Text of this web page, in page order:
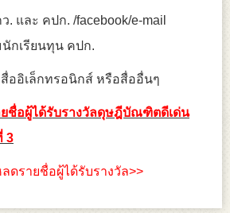
. และ คปก. /facebook/e-mail
นักเรียนทุน คปก.
ออิเล็กทรอนิกส์ หรือสื่ออื่นๆ
ชื่อผู้ได้รับรางวัลดุษฎีบัณฑิตดีเด่น
3
ดรายชื่อผู้ได้รับรางวัล>>